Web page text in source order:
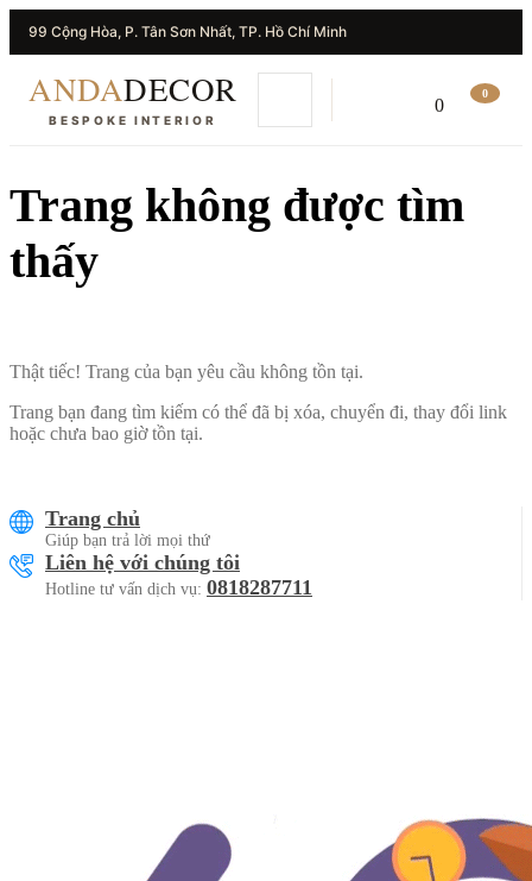
99 Cộng Hòa, P. Tân Sơn Nhất, TP. Hồ Chí Minh
ANDADECOR
BESPOKE INTERIOR
0
0
Trang không được tìm
thấy
Thật tiếc! Trang của bạn yêu cầu không tồn tại.
Trang bạn đang tìm kiếm có thể đã bị xóa, chuyển đi, thay đổi link
hoặc chưa bao giờ tồn tại.
Trang chủ
Giúp bạn trả lời mọi thứ
Liên hệ với chúng tôi
Hotline tư vấn dịch vụ: 0818287711